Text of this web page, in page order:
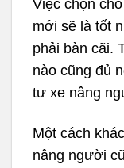
Việc chọn
mới sẽ là tốt
phải bàn cãi.
nào cũng đủ
tư xe nâng
Một cách
nâng người